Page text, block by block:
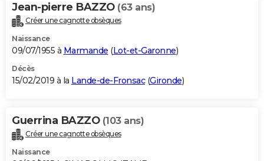
Jean-pierre BAZZO (63 ans)
Créer une cagnotte obsèques
Naissance
09/07/1955 à Marmande (Lot-et-Garonne)
Décès
15/02/2019 à la Lande-de-Fronsac(Gironde)
Guerrina BAZZO (103 ans)
Créer une cagnotte obsèques
Naissance